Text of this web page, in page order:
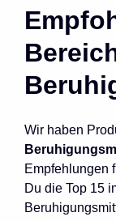
Wir haben
Empfehlungen
Du die Top 15